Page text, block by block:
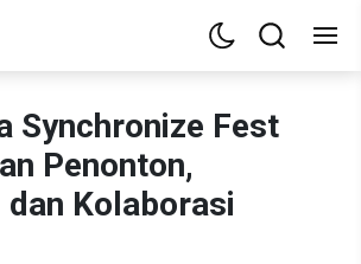
Synchronize Fest
Penonton,
Kolaborasi